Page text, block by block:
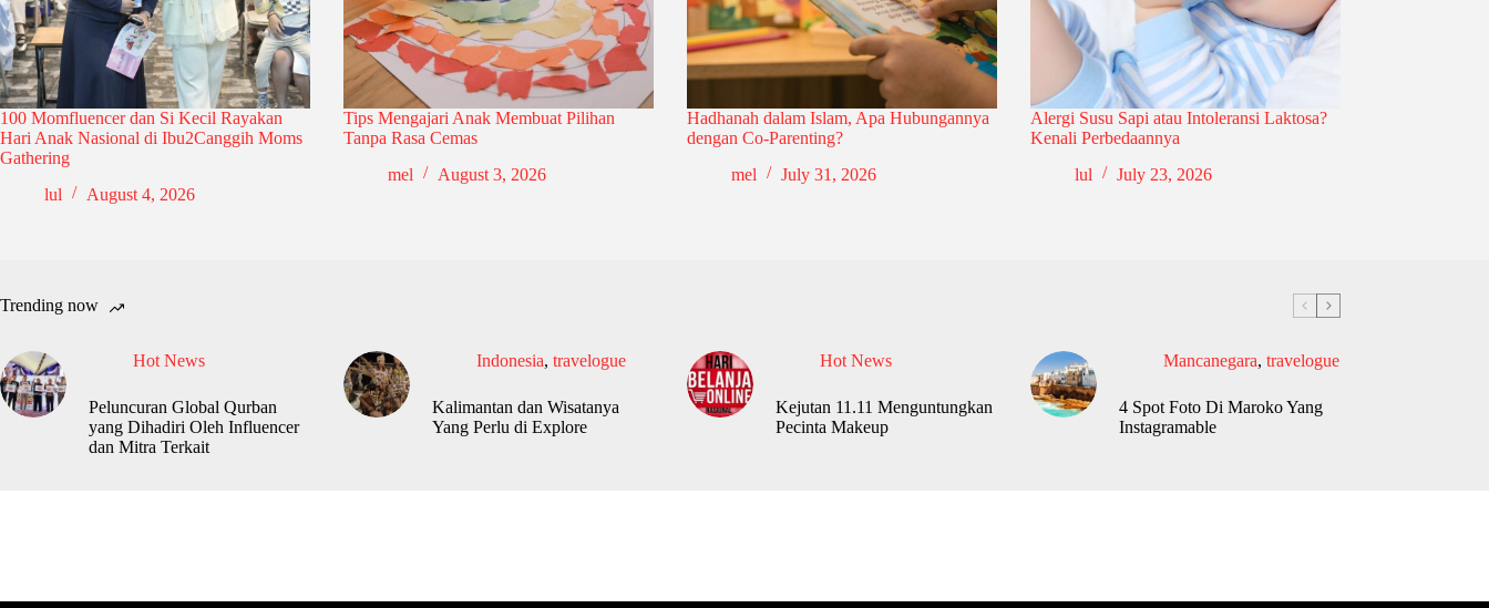
100 Momfluencer dan Si Kecil Rayakan
Hari Anak Nasional di Ibu2Canggih Moms
Gathering
lul
August 4, 2026
Tips Mengajari Anak Membuat Pilihan
Tanpa Rasa Cemas
mel
August 3, 2026
Hadhanah dalam Islam, Apa Hubungannya
dengan Co-Parenting?
mel
July 31, 2026
Alergi Susu Sapi atau Intoleransi Laktosa?
Kenali Perbedaannya
lul
July 23, 2026
Trending now
Hot News
Peluncuran Global Qurban
yang Dihadiri Oleh Influencer
dan Mitra Terkait
Indonesia, travelogue
Kalimantan dan Wisatanya
Yang Perlu di Explore
Hot News
Kejutan 11.11 Menguntungkan
Pecinta Makeup
Mancanegara, travelogue
4 Spot Foto Di Maroko Yang
Instagramable